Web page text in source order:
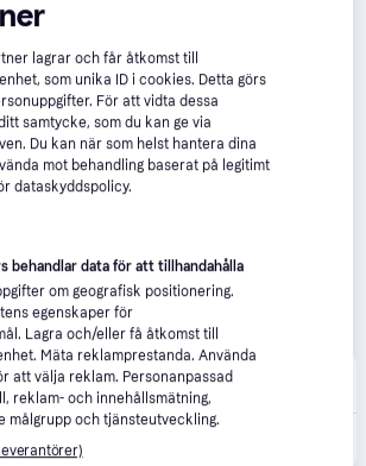
4.5(13)
, 2-4 dagar
Top Coat 13,5ml
lagrar och får åtkomst till
som unika ID i cookies. Detta görs
För att vidta dessa
samtycke, som du kan ge via
Du kan när som helst hantera dina
mot behandling baserat på legitimt
dataskyddspolicy.
behandlar data för att tillhandahålla
om geografisk positionering.
egenskaper för
Lagra och/eller få åtkomst till
Mäta reklamprestanda. Använda
att välja reklam. Personanpassad
reklam- och innehållsmätning,
målgrupp och tjänsteutveckling.